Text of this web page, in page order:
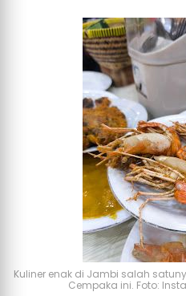
Kuliner enak di Jambi salah
Cempaka ini. Foto: